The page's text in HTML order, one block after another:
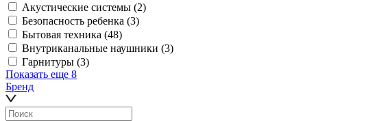
Акустические системы (2)
Безопасность ребенка (3)
Бытовая техника (48)
Внутриканальные наушники (3)
Гарнитуры (3)
Показать еще 8
Бренд